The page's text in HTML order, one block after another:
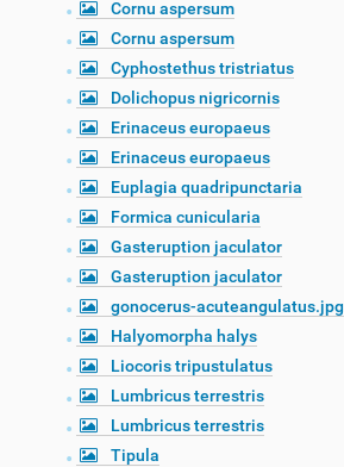
Cornu aspersum
Cornu aspersum
Cyphostethus tristriatus
Dolichopus nigricornis
Erinaceus europaeus
Erinaceus europaeus
Euplagia quadripunctaria
Formica cunicularia
Gasteruption jaculator
Gasteruption jaculator
gonocerus-acuteangulatus.jpg
Halyomorpha halys
Liocoris tripustulatus
Lumbricus terrestris
Lumbricus terrestris
Tipula